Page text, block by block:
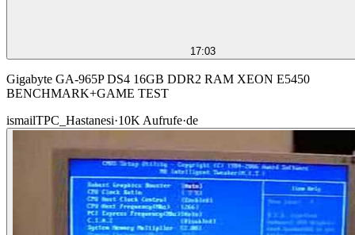
17:03
Gigabyte GA-965P DS4 16GB DDR2 RAM XEON E5450
BENCHMARK+GAME TEST
ismailTPC_Hastanesi·10K Aufrufe·de